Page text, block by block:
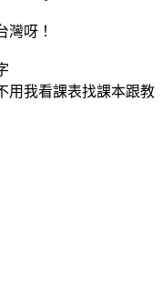
灣呀！
我看課表找課本跟教